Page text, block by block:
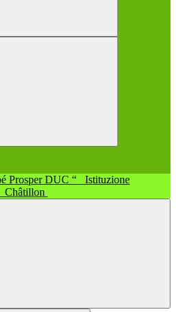
Istituzione
Châtillon